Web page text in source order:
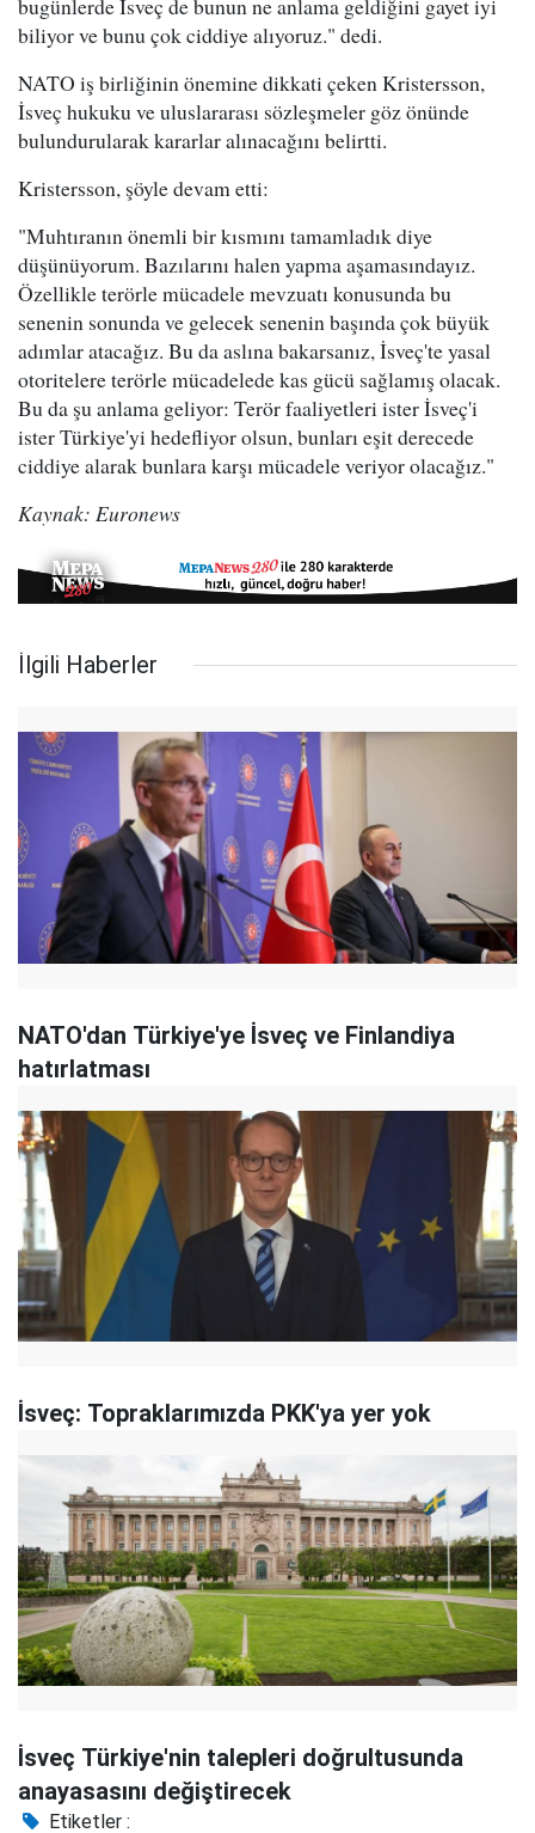
bugünlerde İsveç de bunun ne anlama geldiğini gayet iyi
biliyor ve bunu çok ciddiye alıyoruz." dedi.
NATO iş birliğinin önemine dikkati çeken Kristersson,
İsveç hukuku ve uluslararası sözleşmeler göz önünde
bulundurularak kararlar alınacağını belirtti.
Kristersson, şöyle devam etti:
"Muhtıranın önemli bir kısmını tamamladık diye
düşünüyorum. Bazılarını halen yapma aşamasındayız.
Özellikle terörle mücadele mevzuatı konusunda bu
senenin sonunda ve gelecek senenin başında çok büyük
adımlar atacağız. Bu da aslına bakarsanız, İsveç'te yasal
otoritelere terörle mücadelede kas gücü sağlamış olacak.
Bu da şu anlama geliyor: Terör faaliyetleri ister İsveç'i
ister Türkiye'yi hedefliyor olsun, bunları eşit derecede
ciddiye alarak bunlara karşı mücadele veriyor olacağız."
Kaynak: Euronews
İlgili Haberler
NATO'dan Türkiye'ye İsveç ve Finlandiya
hatırlatması
İsveç: Topraklarımızda PKK'ya yer yok
İsveç Türkiye'nin talepleri doğrultusunda
anayasasını değiştirecek
Etiketler :